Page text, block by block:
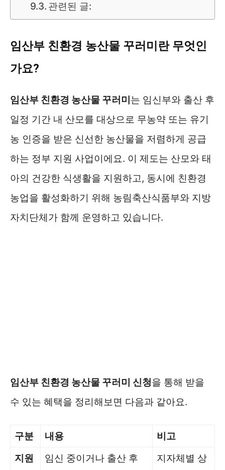
관련된 글:
임산부 친환경 농산물 꾸러미란 무엇인
가요?
임산부 친환경 농산물 꾸러미 는 임신부와 출산 후
일정 기간 내 산모를 대상으로 무농약 또는 유기
농 인증을 받은 신선한 농산물을 저렴하게 공급
하는 정부 지원 사업이에요. 이 제도는 산모와 태
아의 건강한 식생활을 지원하고, 동시에 친환경
농업을 활성화하기 위해 농림축산식품부와 지방
자치단체가 함께 운영하고 있습니다.
임산부 친환경 농산물 꾸러미 신청을 통해 받을
수 있는 혜택을 정리해보면 다음과 같아요.
구분 내용
비고
지원
임신 중이거나 출산 후
지자체별 상